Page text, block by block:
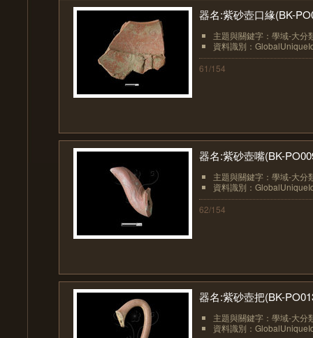
器名:紫砂壺口緣(BK-
主題與關鍵字：學域-大分
資料識別：
61/154
器名:紫砂壺嘴(BK-
主題與關鍵字：學域-大分
資料識別：
62/154
器名:紫砂壺把(BK-
主題與關鍵字：學域-大分
資料識別：